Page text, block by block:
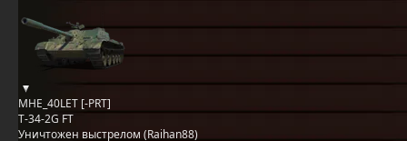
MHE_40LET [-PRT]
T-34-2G FT
Уничтожен выстрелом (Raihan88)